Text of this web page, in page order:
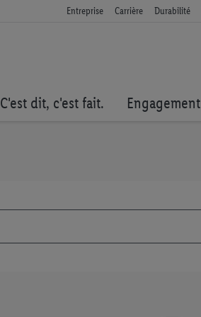
Entreprise Carrière Durabilité
C'est dit, c'est fait. Engagement